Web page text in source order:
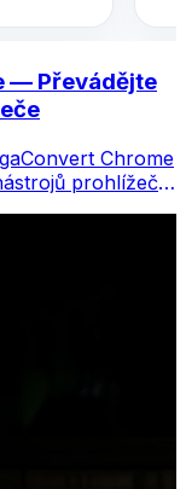
— Převádějte
Chrome
prohlížeče.